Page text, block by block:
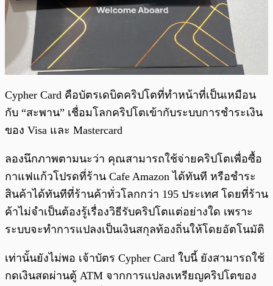
Cypher Card คือบัตรเดบิตคริปโตที่ทำหน้าที่เป็นเหมือน
กับ “สะพาน” เชื่อมโลกคริปโตเข้ากับระบบการชำระเงิน
ของ Visa และ Mastercard
ลองนึกภาพตามนะว่า คุณสามารถใช้จ่ายคริปโตเพื่อซื้อ
กาแฟแก้วโปรดที่ร้าน Cafe Amazon ได้ทันที หรือชำระ
สินค้าได้ทันทีที่ร้านค้าทั่วโลกกว่า 195 ประเทศ โดยที่ร้าน
ค้าไม่จำเป็นต้องรู้เรื่องวิธีรับคริปโตแต่อย่างใด เพราะ
ระบบจะทำการแปลงเป็นเงินสกุลท้องถิ่นให้โดยอัตโนมัติ
เท่านั้นยังไม่พอ เจ้าบัตร Cypher Card ใบนี้ ยังสามารถใช้
กดเงินสดผ่านตู้ ATM จากการแปลงเหรียญคริปโตของ